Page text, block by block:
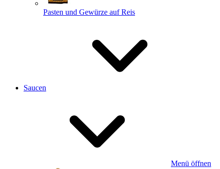
Pasten und Gewürze auf Reis
Saucen
Menü öffnen